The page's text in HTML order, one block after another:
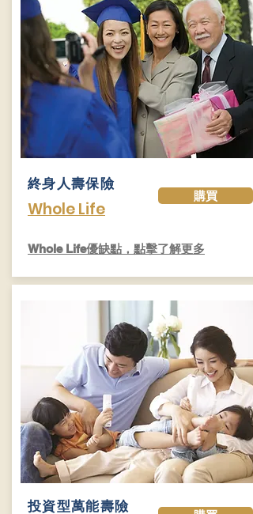
終身人壽保險
Whole Life
購買
​Whole Life優缺點，點擊了解更多
​投資型萬能壽險